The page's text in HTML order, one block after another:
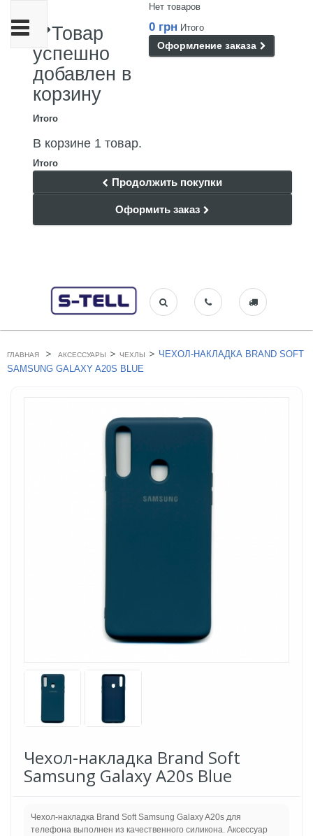
Нет товаров
0 грн Итого
Оформление заказа
Товар
успешно
добавлен в
корзину
Итого
В корзине 1 товар.
Итого
Продолжить покупки
Оформить заказ
Переключить
навигации
ГЛАВНАЯ > АКСЕССУАРЫ > ЧЕХЛЫ > ЧЕХОЛ-НАКЛАДКА BRAND SOFT
SAMSUNG GALAXY A20S BLUE
Чехол-накладка Brand Soft
Samsung Galaxy A20s Blue
Чехол-накладка Brand Soft Samsung Galaxy A20s для
телефона выполнен из качественного силикона. Аксессуар